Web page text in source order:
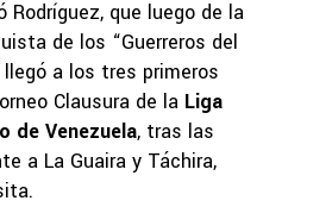
Rodríguez, que luego de la
de los “Guerreros del
llegó a los tres primeros
Clausura de la Liga
de Venezuela, tras las
a La Guaira y Táchira,